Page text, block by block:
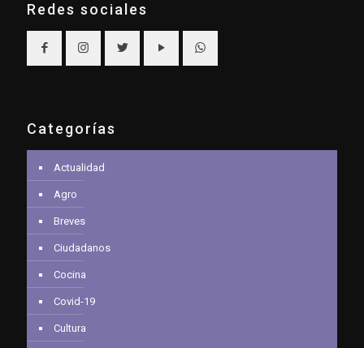
Redes sociales
Categorías
Actualidad
Agro
Breves
Ciudadanos
Cocina
Covid-19
Cultura